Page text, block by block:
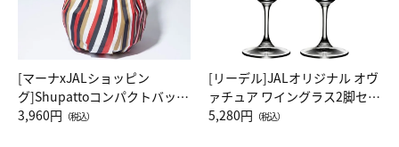
[マーナxJALショッピン
グ]Shupattoコンパクトバッグ
Drop JAL客室乗務員（LC）ス
3,960円 （税込）
[リーデル]JALオリジナル オヴ
ァチュア ワイングラス2脚セッ
ト（レッドワイン）
5,280円 （税込）